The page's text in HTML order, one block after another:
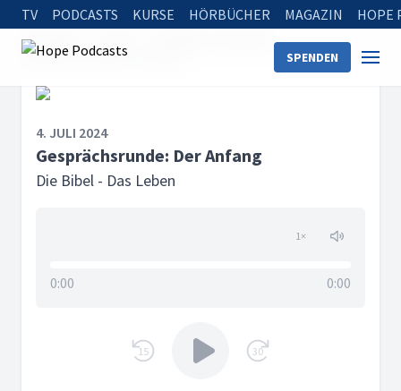
TV PODCASTS KURSE HÖRBÜCHER MAGAZIN HOPE
SPENDEN
Startseite
Gesprächsrunde: Der Anfang
4. JULI 2024
Gesprächsrunde: Der Anfang
Die Bibel - Das Leben
1×
0:00 0:00
15 30